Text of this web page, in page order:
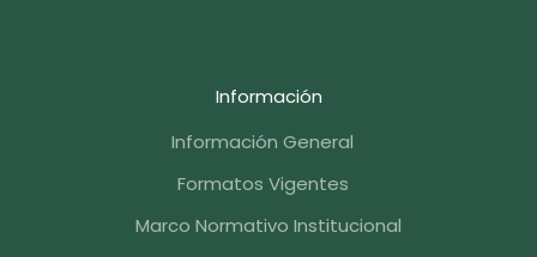
Información
Información General
Formatos Vigentes
Marco Normativo Institucional